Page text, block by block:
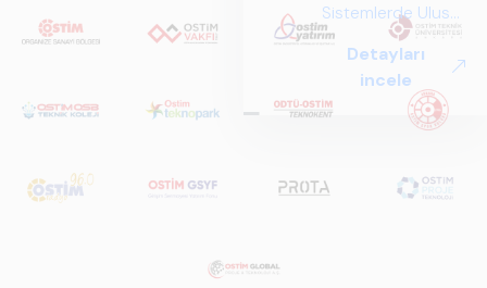
Sistemlerde Ulusal
ve Küresel
Perspektif ARUS
tarafından
hazırlanan "Raylı
Sistemlerde Ulusal
Perspektif – Sektör
Detayları
incele